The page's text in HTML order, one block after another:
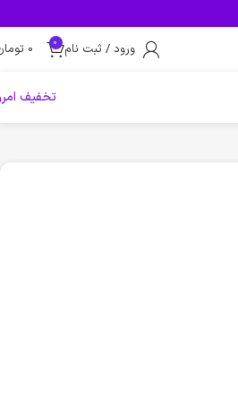
ورود / ثبت نام 0
0
تخفیف